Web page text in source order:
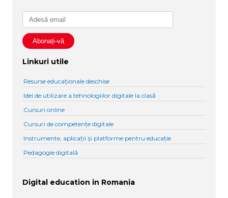
Linkuri utile
Resurse educaționale deschise
Idei de utilizare a tehnologiilor digitale la clasă
Cursuri online
Cursuri de competențe digitale
Instrumente, aplicații și platforme pentru educație
Pedagogie digitală
Digital education in Romania